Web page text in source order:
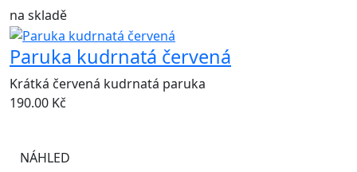
na skladě
Paruka kudrnatá červená
Krátká červená kudrnatá paruka
190.00 Kč
NÁHLED